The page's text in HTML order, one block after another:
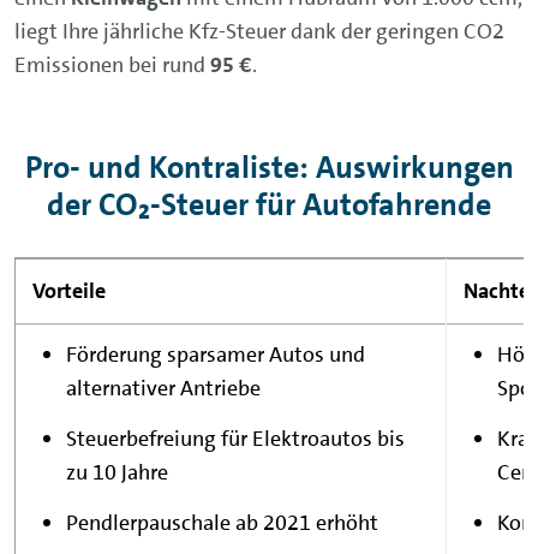
liegt Ihre jährliche Kfz-Steuer dank der geringen CO2
Emissionen bei rund 95 €.
Pro- und Kontraliste: Auswirkungen
der CO₂-Steuer für Autofahrende
Vorteile
Förderung sparsamer Autos und
alternativer Antriebe
Steuerbefreiung für Elektroautos bis
zu 10 Jahre
Pendlerpauschale ab 2021 erhöht